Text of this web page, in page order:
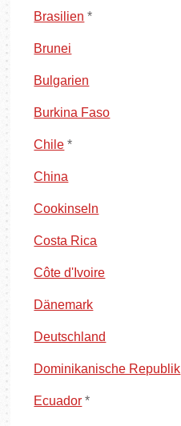
Brasilien *
Brunei
Bulgarien
Burkina Faso
Chile *
China
Cookinseln
Costa Rica
Côte d'Ivoire
Dänemark
Deutschland
Dominikanische Republik
Ecuador *